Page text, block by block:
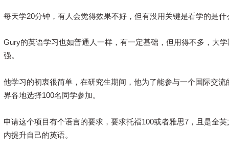
每天学20分钟，有人会觉得效果不好，但有没用关键是看学的是什
Gury的英语学习也如普通人一样，有一定基础，但用得不多，大
强。
他学习的初衷很简单，在研究生期间，他为了能参与一个国际交
界各地选择100名同学参加。
申请这个项目有个语言的要求，要求托福100或者雅思7，且是全英
内提升自己的英语。